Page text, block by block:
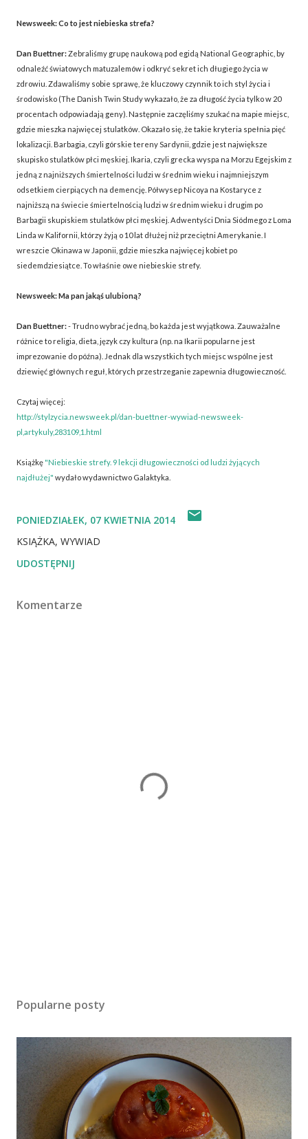
Newsweek: Co to jest niebieska strefa?
Dan Buettner:Zebraliśmy grupę naukową pod egidą National Geographic, by
odnaleźć światowych matuzalemów i odkryć sekret ich długiego życia w
zdrowiu. Zdawaliśmy sobie sprawę, że kluczowy czynnik to ich styl życia i
środowisko (The Danish Twin Study wykazało, że za długość życia tylko w 20
procentach odpowiadają geny). Następnie zaczęliśmy szukać na mapie miejsc,
gdzie mieszka najwięcej stulatków. Okazało się, że takie kryteria spełnia pięć
lokalizacji. Barbagia, czyli górskie tereny Sardynii, gdzie jest największe
skupisko stulatków płci męskiej. Ikaria, czyli grecka wyspa na Morzu Egejskim z
jedną z najniższych śmiertelności ludzi w średnim wieku i najmniejszym
odsetkiem cierpiących na demencję. Półwysep Nicoya na Kostaryce z
najniższą na świecie śmiertelnością ludzi w średnim wieku i drugim po
Barbagii skupiskiem stulatków płci męskiej. Adwentyści Dnia Siódmego z Loma
Linda w Kalifornii, którzy żyją o 10 lat dłużej niż przeciętni Amerykanie. I
wreszcie Okinawa w Japonii, gdzie mieszka najwięcej kobiet po
siedemdziesiątce. To właśnie owe niebieskie strefy.
Newsweek: Ma pan jakąś ulubioną?
Dan Buettner:- Trudno wybrać jedną, bo każda jest wyjątkowa. Zauważalne
różnice to religia, dieta, język czy kultura (np. na Ikarii popularne jest
imprezowanie do późna). Jednak dla wszystkich tych miejsc wspólne jest
dziewięć głównych reguł, których przestrzeganie zapewnia długowieczność.
Czytaj więcej:
http://stylzycia.newsweek.pl/dan-buettner-wywiad-newsweek-
pl,artykuly,283109,1.html
Książkę"Niebieskie strefy. 9 lekcji długowieczności od ludzi żyjących
najdłużej" wydało wydawnictwo Galaktyka.
PONIEDZIAŁEK, 07 KWIETNIA 2014
KSIĄŻKA WYWIAD
UDOSTĘPNIJ
Komentarze
Popularne posty